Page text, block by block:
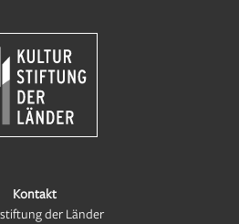
Kontakt
der Länder